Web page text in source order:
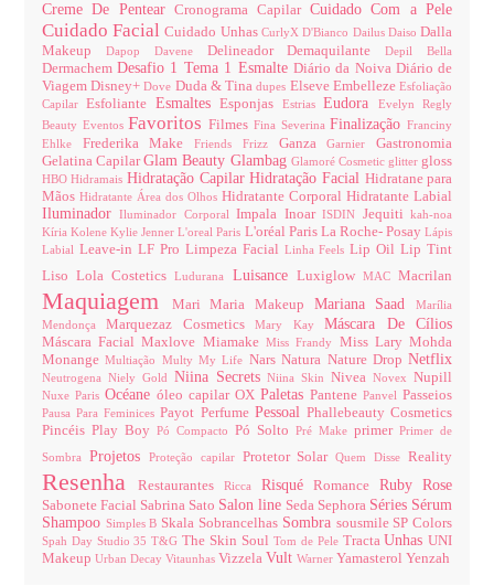
Creme De PentearCronograma Capilar Cuidado Com a Pele
Cuidado FacialCuidado UnhasCurlyXD'Bianco Dailus Daiso Dalla
Makeup
Dapop Davene DelineadorDemaquilanteDepil Bella
DermachemDesafio 1 Tema 1 Esmalte Diário da Noiva Diário de
ViagemDisney+Dove Duda & Tinadupes ElseveEmbellezeEsfoliação
Capilar Esfoliante EsmaltesEsponjas Estrias Eudora
Evelyn Regly
Beauty Eventos FavoritosFilmes Fina Severina FinalizaçãoFranciny
Ehlke Frederika MakeFriends Frizz GanzaGarnierGastronomia
Gelatina CapilarGlam Beauty Glambag Glamoré Cosmeticglitter gloss
HBOHidramais Hidratação CapilarHidratação Facial Hidratane para
Mãos Hidratante Área dos Olhos Hidratante CorporalHidratante Labial
IluminadorIluminador Corporal Impala InoarISDIN Jequitikah-noa
Kíria KoleneKylie JennerL'oreal Paris L'oréal Paris La Roche- PosayLápis
Labial Leave-in LF Pro Limpeza Facial Linha Feels Lip OilLip Tint
Liso Lola CosteticsLudurana Luisance LuxiglowMAC Macrilan
Maquiagem Mari Maria Makeup Mariana SaadMarília
Mendonça Marquezaz CosmeticsMary Kay Máscara De Cílios
Máscara FacialMaxlove MiamakeMiss Frandy Miss LaryMohda
MonangeMultiação Multy My Life NarsNatura Nature DropNetflix
Neutrogena Niely Gold Niina SecretsNiina Skin NiveaNovex Nupill
Nuxe Paris Océane óleo capilarOXPaletasPantenePanvel Passeios
Pausa Para Feminices Payot Perfume PessoalPhallebeauty Cosmetics
Pincéis Play Boy Pó Compacto Pó SoltoPré MakeprimerPrimer de
Sombra Projetos Proteção capilar Protetor SolarQuem Disse Reality
ResenhaRestaurantes Ricca RisquéRomance Ruby Rose
Sabonete Facial Sabrina Sato Salon line Seda Sephora Séries Sérum
Shampoo Simples B Skala Sobrancelhas Sombra sousmile SP Colors
Spah Day Studio 35T&GThe Skin Soul Tom de Pele Tracta UnhasUNI
Makeup Urban Decay Vitaunhas Vizzela Vult Warner Yamasterol Yenzah